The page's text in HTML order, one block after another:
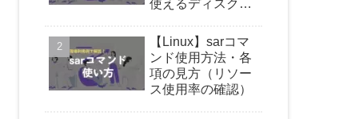
使えるディスク容
プション解説、現
場での活用事例を
徹底解説
【Linux】sarコマ
ンド使用方法・各
項の見方（リソー
ス使用率の確認）